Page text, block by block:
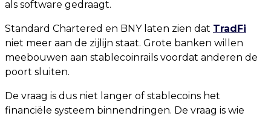
als software gedraagt.
Standard Chartered en BNY laten zien dat TradFi
niet meer aan de zijlijn staat. Grote banken willen
meebouwen aan stablecoinrails voordat anderen de
poort sluiten.
De vraag is dus niet langer of stablecoins het
financiële systeem binnendringen. De vraag is wie